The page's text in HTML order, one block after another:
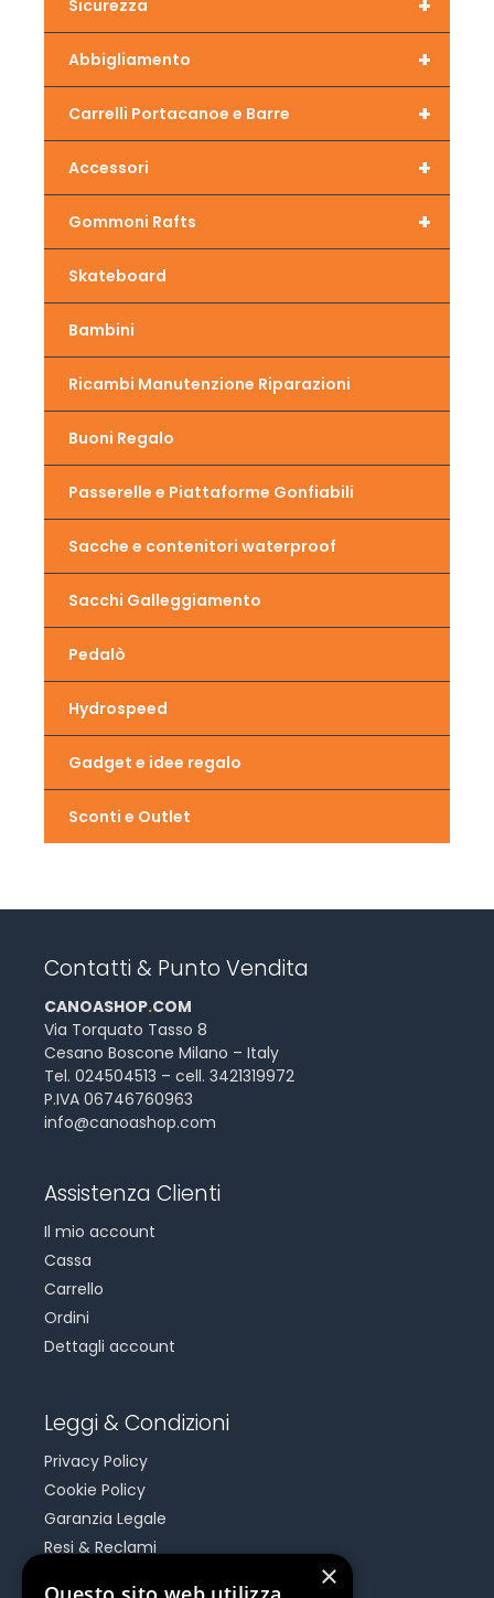
Sicurezza
+
Abbigliamento
+
Carrelli Portacanoe e Barre
+
Accessori
+
Gommoni Rafts
Skateboard
Bambini
Ricambi Manutenzione Riparazioni
Buoni Regalo
Passerelle e Piattaforme Gonfiabili
Sacche e contenitori waterproof
Sacchi Galleggiamento
Pedalò
Hydrospeed
Gadget e idee regalo
Sconti e Outlet
Contatti & Punto Vendita
CANOASHOP.COM
Via Torquato Tasso 8
Cesano Boscone Milano – Italy
Tel. 024504513 – cell. 3421319972
P.IVA 06746760963
info@canoashop.com
Assistenza Clienti
Il mio account
Cassa
Carrello
Ordini
Dettagli account
Leggi & Condizioni
Privacy Policy
Cookie Policy
Garanzia Legale
Resi & Reclami
×